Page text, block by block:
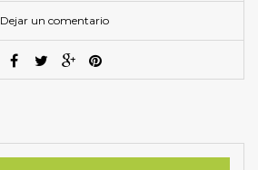
Dejar un comentario